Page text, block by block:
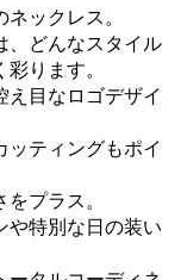
ックレス。
、どんなスタイル
ります。
え目なロゴデザイ
ティングもポイ
プラス。
や特別な日の装い